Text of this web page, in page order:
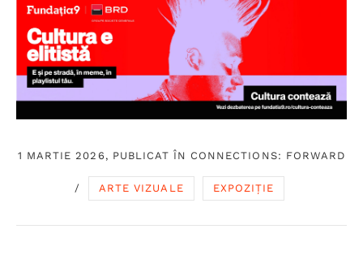
1 MARTIE 2026, PUBLICAT ÎN CONNECTIONS: FORWARD
/ ARTE VIZUALE EXPOZIȚIE